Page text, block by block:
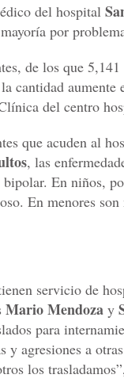
del hospital
por
de los que
cantidad
del centro
que acuden al
, las
En niños,
En menores
servicio de
Mario Mendoza y
para
y agresiones a
los